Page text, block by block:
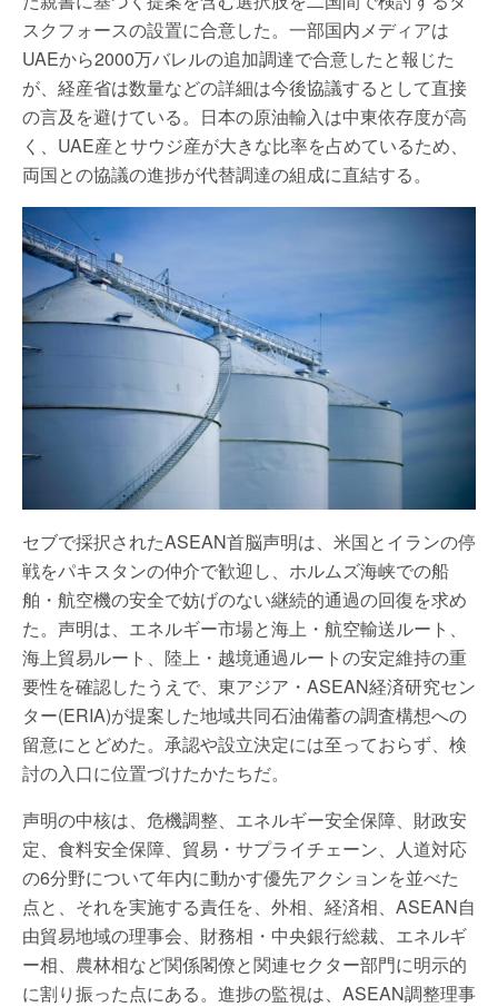
スクフォースの設置に合意した。一部国内メディアは
UAEから2000万バレルの追加調達で合意したと報じた
が、経産省は数量などの詳細は今後協議するとして直接
の言及を避けている。日本の原油輸入は中東依存度が高
く、UAE産とサウジ産が大きな比率を占めているため、
両国との協議の進捗が代替調達の組成に直結する。
セブで採択されたASEAN首脳声明は、米国とイランの停
戦をパキスタンの仲介で歓迎し、ホルムズ海峡での船
舶・航空機の安全で妨げのない継続的通過の回復を求め
た。声明は、エネルギー市場と海上・航空輸送ルート、
海上貿易ルート、陸上・越境通過ルートの安定維持の重
要性を確認したうえで、東アジア・ASEAN経済研究セン
ター(ERIA)が提案した地域共同石油備蓄の調査構想への
留意にとどめた。承認や設立決定には至っておらず、検
討の入口に位置づけたかたちだ。
声明の中核は、危機調整、エネルギー安全保障、財政安
定、食料安全保障、貿易・サプライチェーン、人道対応
の6分野について年内に動かす優先アクションを並べた
点と、それを実施する責任を、外相、経済相、ASEAN自
由貿易地域の理事会、財務相・中央銀行総裁、エネルギ
ー相、農林相など関係閣僚と関連セクター部門に明示的
に割り振った点にある。進捗の監視は、ASEAN調整理事